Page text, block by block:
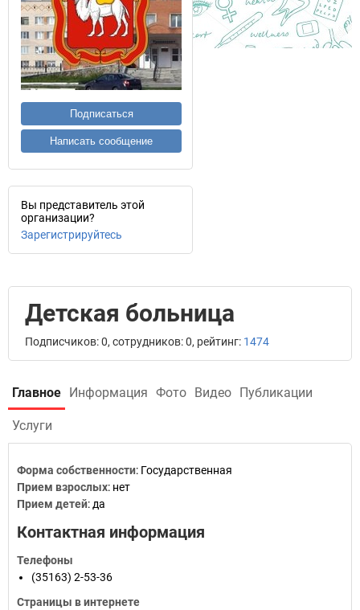
Подписаться
Написать сообщение
Вы представитель этой
организации?
Зарегистрируйтесь
Детская больница
Подписчиков: 0, сотрудников: 0, рейтинг: 1474
Главное Информация Фото Видео Публикации
Услуги
Форма собственности: Государственная
Прием взрослых: нет
Прием детей: да
Контактная информация
Телефоны
(35163) 2-53-36
Страницы в интернете